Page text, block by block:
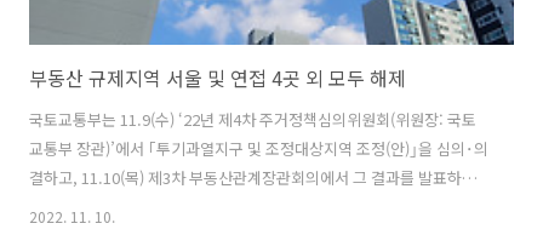
부동산 규제지역 서울 및 연접 4곳 외 모두 해제
국토교통부는 11.9(수) ‘22년 제4차 주거정책심의위원회(위원장: 국토
교통부 장관)’에서 ｢투기과열지구 및 조정대상지역 조정(안)｣을 심의･의
결하고, 11.10(목) 제3차 부동산관계장관회의에서 그 결과를 발표하였
다. 이번 규제지역 조정(안)은 10.27(목) 개최된 제11차 비상경제민생회
2022. 11. 10.